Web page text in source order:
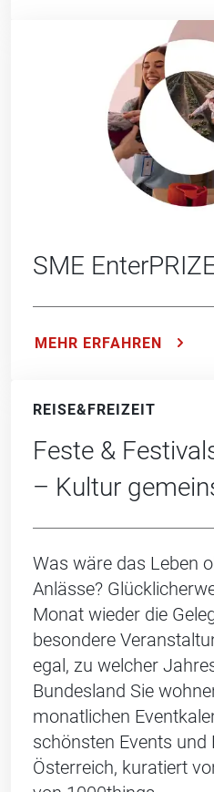
SME
MEHR ERFAHREN
REISE&FREIZEIT
Feste &
– Kultur
Was wäre das Leben
Anlässe?
Monat wieder die
besondere
egal, zu welcher
Bundesland Sie
monatlichen
schönsten Events und
Österreich, kuratiert